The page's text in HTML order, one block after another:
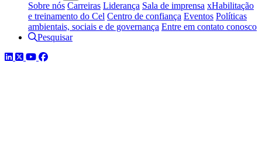
Sobre nós Carreiras Liderança Sala de imprensa xHabilitação
e treinamento do Cel Centro de confiança Eventos Políticas
ambientais, sociais e de governança Entre em contato conosco
Pesquisar
LinkedIn
TwitterYouTube
Facebook